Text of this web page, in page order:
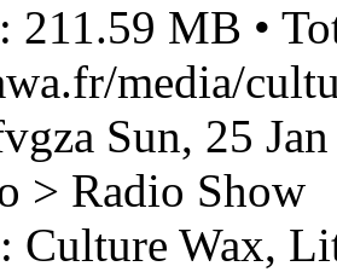
211.59 MB •
media/
Sun, 25
> Radio Show
Culture Wax,